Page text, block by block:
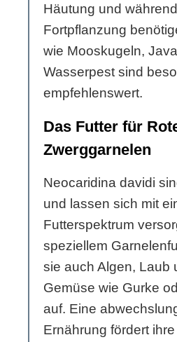
Häutung und
Fortpflanzung
wie Mooskugeln,
Wasserpest sind
empfehlenswert.
Das Futter für
Zwerggarnelen
Neocaridina davidi
und lassen sich mit
Futterspektrum
speziellem
sie auch Algen, Laub
Gemüse wie Gurke
auf. Eine
Ernährung fördert